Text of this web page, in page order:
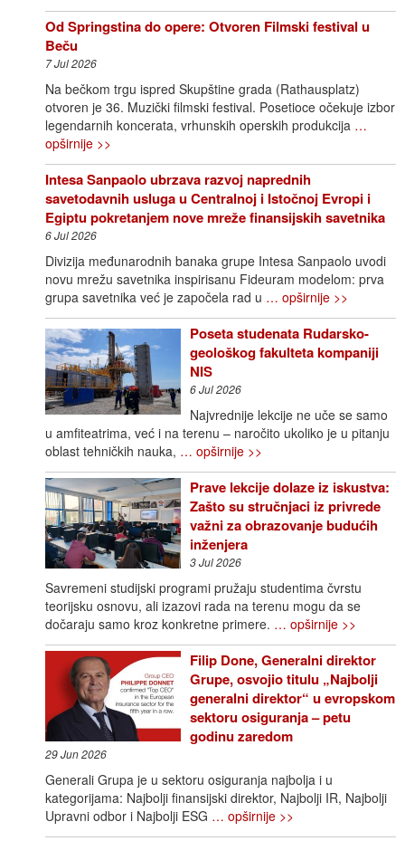
Od Springstina do opere: Otvoren Filmski festival u
Beču
7 Jul 2026
Na bečkom trgu ispred Skupštine grada (Rathausplatz)
otvoren je 36. Muzički filmski festival. Posetioce očekuje izbor
legendarnih koncerata, vrhunskih operskih produkcija …
opširnije >>
Intesa Sanpaolo ubrzava razvoj naprednih
savetodavnih usluga u Centralnoj i Istočnoj Evropi i
Egiptu pokretanjem nove mreže finansijskih savetnika
6 Jul 2026
Divizija međunarodnih banaka grupe Intesa Sanpaolo uvodi
novu mrežu savetnika inspirisanu Fideuram modelom: prva
grupa savetnika već je započela rad u … opširnije >>
Poseta studenata Rudarsko-
geološkog fakulteta kompaniji
NIS
6 Jul 2026
Najvrednije lekcije ne uče se samo
u amfiteatrima, već i na terenu – naročito ukoliko je u pitanju
oblast tehničkih nauka, … opširnije >>
Prave lekcije dolaze iz iskustva:
Zašto su stručnjaci iz privrede
važni za obrazovanje budućih
inženjera
3 Jul 2026
Savremeni studijski programi pružaju studentima čvrstu
teorijsku osnovu, ali izazovi rada na terenu mogu da se
dočaraju samo kroz konkretne primere. … opširnije >>
Filip Done, Generalni direktor
Grupe, osvojio titulu „Najbolji
generalni direktor“ u evropskom
sektoru osiguranja – petu
godinu zaredom
29 Jun 2026
Generali Grupa je u sektoru osiguranja najbolja i u
kategorijama: Najbolji finansijski direktor, Najbolji IR, Najbolji
Upravni odbor i Najbolji ESG … opširnije >>